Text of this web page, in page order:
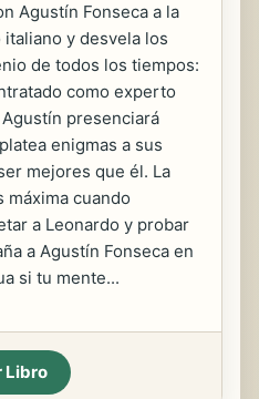
Agustín Fonseca a la
y desvela los
de todos los tiempos:
como experto
presenciará
enigmas a sus
mejores que él. La
máxima cuando
a Leonardo y probar
a Agustín Fonseca en
si tu mente...
Libro